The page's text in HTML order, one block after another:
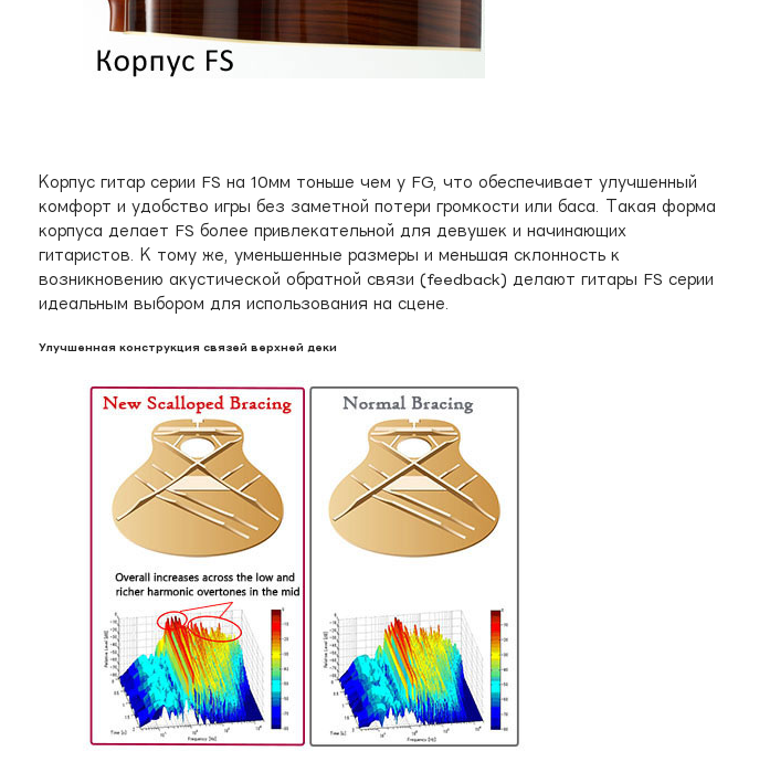
Корпус гитар серии FS на 10мм тоньше чем у FG, что обеспечивает улучшенный
комфорт и удобство игры без заметной потери громкости или баса. Такая форма
корпуса делает FS более привлекательной для девушек и начинающих
гитаристов. К тому же, уменьшенные размеры и меньшая склонность к
возникновению акустической обратной связи (feedback) делают гитары FS серии
идеальным выбором для использования на сцене.
Улучшенная конструкция связей верхней деки